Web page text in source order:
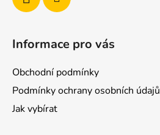
Informace pro vás
Obchodní podmínky
Podmínky ochrany osobních údajů
Jak vybírat